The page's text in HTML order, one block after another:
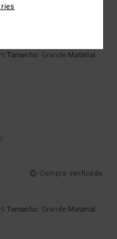
/5 Tamanho: Grande Material:
Compra verificada
/5 Tamanho: Grande Material: